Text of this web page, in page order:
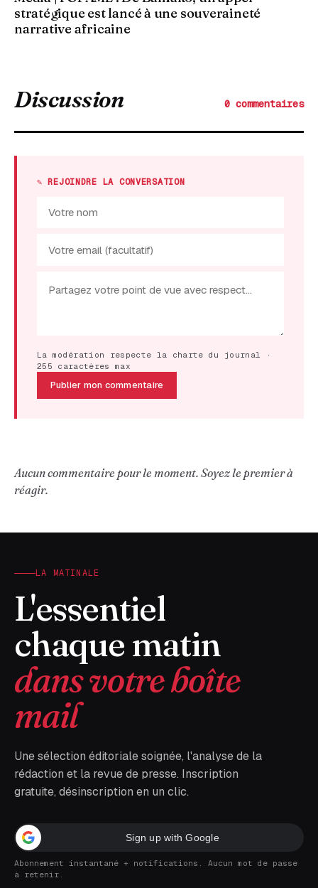
stratégique est lancé à une souveraineté
narrative africaine
Discussion 0 commentaires
✎ REJOINDRE LA CONVERSATION
La modération respecte la charte du journal ·
255 caractères max
Publier mon commentaire
Aucun commentaire pour le moment. Soyez le premier à
réagir.
LA MATINALE
L'essentiel
chaque matin
dans votre boîte
mail
Une sélection éditoriale soignée, l'analyse de la
rédaction et la revue de presse. Inscription
gratuite, désinscription en un clic.
Sign up with Google
Abonnement instantané + notifications. Aucun mot de passe
à retenir.